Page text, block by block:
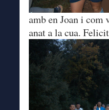
amb en Joan i com
anat a la cua.